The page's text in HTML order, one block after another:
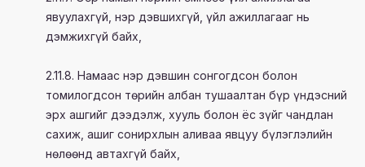
явуулахгүй, нэр дэвшихгүй, үйл ажиллагааг нь
дэмжихгүй байх,
2.11.8. Намаас нэр дэвшин сонгогдсон болон
томилогдсон төрийн албан тушаалтан бүр үндэсний
эрх ашгийг дээдэлж, хууль болон ёс зүйг чандлан
сахиж, ашиг сонирхлын аливаа явцуу бүлэглэлийн
нөлөөнд автахгүй байх,